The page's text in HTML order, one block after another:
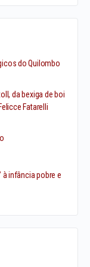
do Quilombo
da bexiga de boi
Fatarelli
à infância pobre e